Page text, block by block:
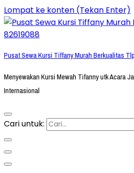
Lompat ke konten (Tekan Enter)
Pusat Sewa Kursi Tiffany Murah Berkualitas
Menyewakan Kursi Mewah Tifanny utk Acara
Internasional
Cari untuk: